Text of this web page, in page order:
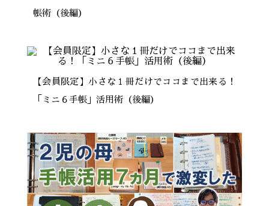
帳術（後編）
【会員限定】小さな１冊だけでココまで出来る！
「ミニ６手帳」活用術（後編）